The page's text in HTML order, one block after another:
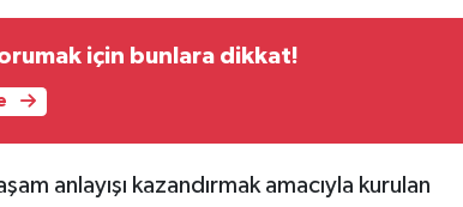
için bunlara dikkat!
anlayışı kazandırmak amacıyla kurulan